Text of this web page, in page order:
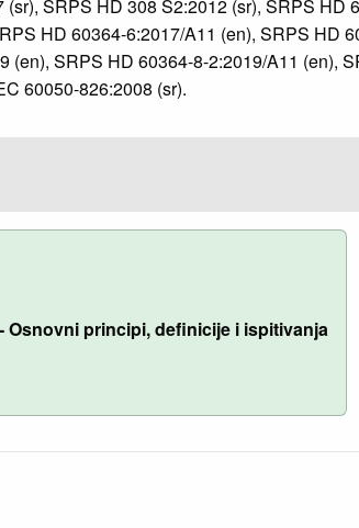
SRPS HD 308 S2:2012 (sr), SRPS
HD 60364-6:2017/A11 (en), SRPS HD
(en), SRPS HD 60364-8-2:2019/A11 (en),
60050-826:2008 (sr).
Osnovni principi, definicije i ispitivanja